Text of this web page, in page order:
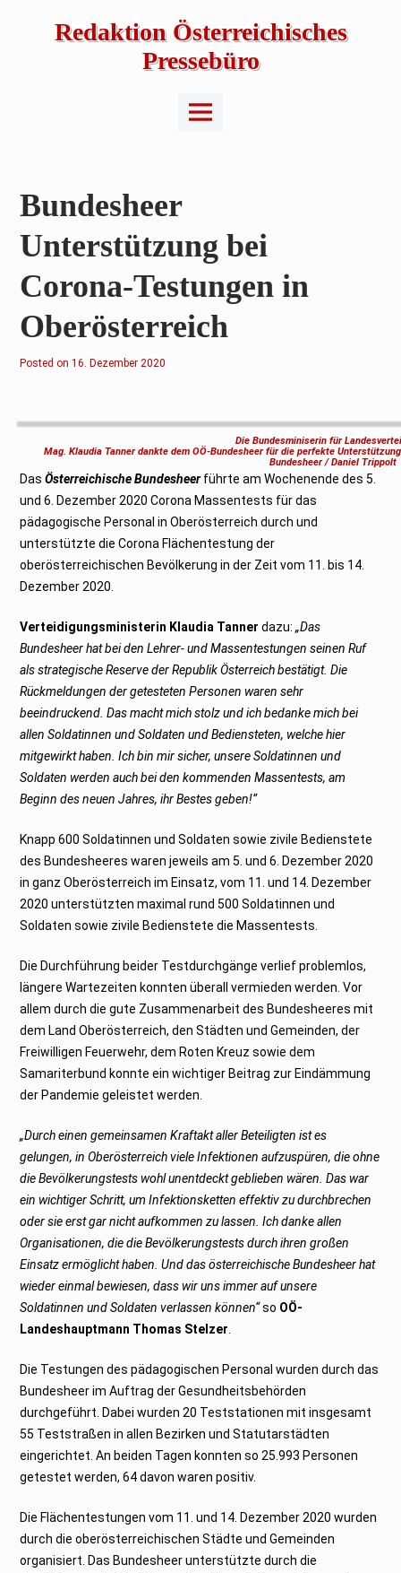
Redaktion Österreichisches
Pressebüro
Main
Menu
Bundesheer
Unterstützung bei
Corona-Testungen in
Oberösterreich
Posted on1
z
m
b
r
0
0
16. Dezember 2020
Die Bundesminiserin für
Mag. Klaudia Tanner dankte dem OÖ-Bundesheer für die perfekte
Bundesheer / Daniel Trippolt
DasÖsterreichische Bundesheer führte am Wochenende des 5.
und 6. Dezember 2020 Corona Massentests für das
pädagogische Personal in Oberösterreich durch und
unterstützte die Corona Flächentestung der
oberösterreichischen Bevölkerung in der Zeit vom 11. bis 14.
Dezember 2020.
Verteidigungsministerin Klaudia Tanner dazu: „Das
Bundesheer hat bei den Lehrer- und Massentestungen seinen Ruf
als strategische Reserve der Republik Österreich bestätigt. Die
Rückmeldungen der getesteten Personen waren sehr
beeindruckend. Das macht mich stolz und ich bedanke mich bei
allen Soldatinnen und Soldaten und Bediensteten, welche hier
mitgewirkt haben. Ich bin mir sicher, unsere Soldatinnen und
Soldaten werden auch bei den kommenden Massentests, am
Beginn des neuen Jahres, ihr Bestes geben!“
Knapp 600 Soldatinnen und Soldaten sowie zivile Bedienstete
des Bundesheeres waren jeweils am 5. und 6. Dezember 2020
in ganz Oberösterreich im Einsatz, vom 11. und 14. Dezember
2020 unterstützten maximal rund 500 Soldatinnen und
Soldaten sowie zivile Bedienstete die Massentests.
Die Durchführung beider Testdurchgänge verlief problemlos,
längere Wartezeiten konnten überall vermieden werden. Vor
allem durch die gute Zusammenarbeit des Bundesheeres mit
dem Land Oberösterreich, den Städten und Gemeinden, der
Freiwilligen Feuerwehr, dem Roten Kreuz sowie dem
Samariterbund konnte ein wichtiger Beitrag zur Eindämmung
der Pandemie geleistet werden.
„Durch einen gemeinsamen Kraftakt aller Beteiligten ist es
gelungen, in Oberösterreich viele Infektionen aufzuspüren, die ohne
die Bevölkerungstests wohl unentdeckt geblieben wären. Das war
ein wichtiger Schritt, um Infektionsketten effektiv zu durchbrechen
oder sie erst gar nicht aufkommen zu lassen. Ich danke allen
Organisationen, die die Bevölkerungstests durch ihren großen
Einsatz ermöglicht haben. Und das österreichische Bundesheer hat
wieder einmal bewiesen, dass wir uns immer auf unsere
Soldatinnen und Soldaten verlassen können“so OÖ-
Landeshauptmann Thomas Stelzer
Die Testungen des pädagogischen Personal wurden durch das
Bundesheer im Auftrag der Gesundheitsbehörden
durchgeführt. Dabei wurden 20 Teststationen mit insgesamt
55 Teststraßen in allen Bezirken und Statutarstädten
eingerichtet. An beiden Tagen konnten so 25.993 Personen
getestet werden, 64 davon waren positiv.
Die Flächentestungen vom 11. und 14. Dezember 2020 wurden
durch die oberösterreichischen Städte und Gemeinden
organisiert. Das Bundesheer unterstützte durch die